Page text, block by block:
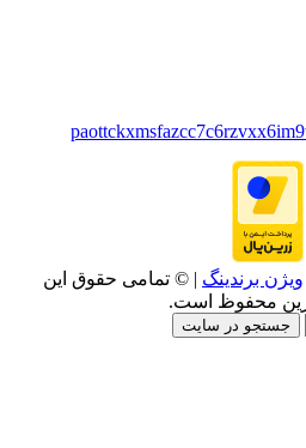
ویژن برندینگ | © تمامی حقوق این
محفوظ است.
جستجو در سایت